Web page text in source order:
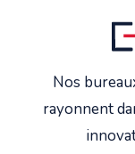
Nos
rayonnent